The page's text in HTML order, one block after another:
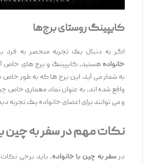
کایپینگ روستای برج‌ها
اگر به دنبال یک تجربه منحصر به فرد
خانوادههستید، کایپینگ و برج ‌های خاص
به شمار می ‌آید. این برج‌ ها که به ‌طور خاص
واقع شده ‌اند، به‌ عنوان نماد معماری خاص
و می ‌توانند برای اعضای خانواده یک تجربه
نکات مهم در سفر به چین با
درسفر به چین با خانواده، باید برخی نکات